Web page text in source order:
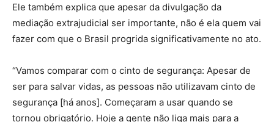
Ele também explica que apesar da divulgação da
mediação extrajudicial ser importante, não é ela quem vai
fazer com que o Brasil progrida significativamente no ato.
“Vamos comparar com o cinto de segurança: Apesar de
ser para salvar vidas, as pessoas não utilizavam cinto de
segurança [há anos]. Começaram a usar quando se
tornou obrigatório. Hoje a gente não liga mais para a